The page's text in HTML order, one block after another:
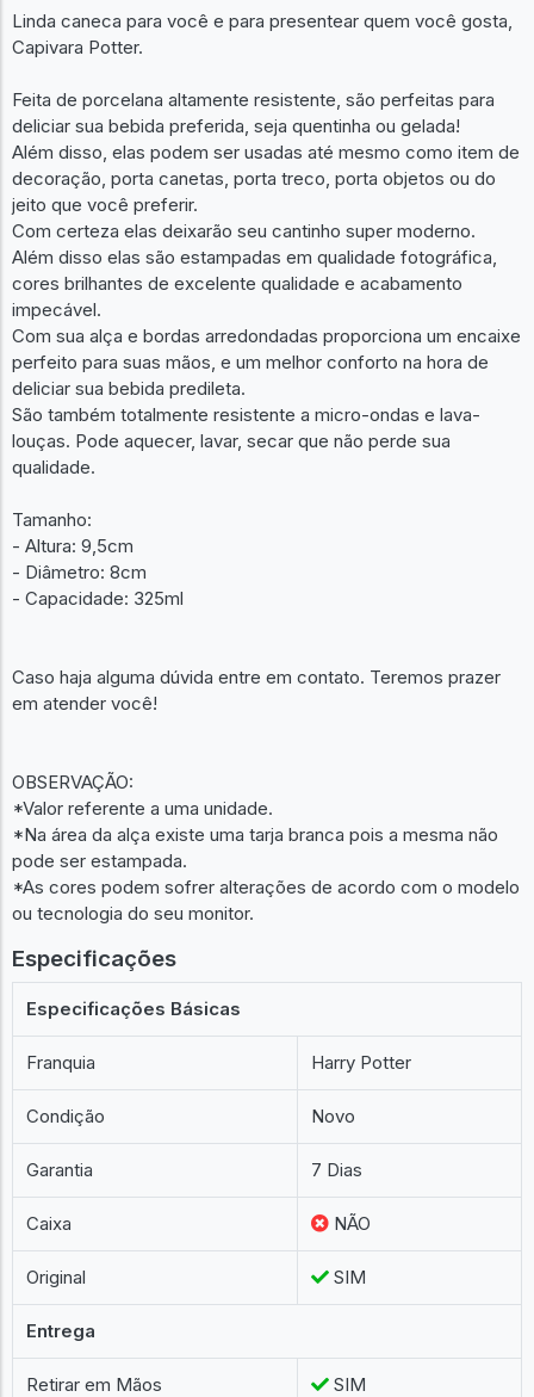
Linda caneca para você e para presentear quem você gosta,
Capivara Potter.
Feita de porcelana altamente resistente, são perfeitas para
deliciar sua bebida preferida, seja quentinha ou gelada!
Além disso, elas podem ser usadas até mesmo como item de
decoração, porta canetas, porta treco, porta objetos ou do
jeito que você preferir.
Com certeza elas deixarão seu cantinho super moderno.
Além disso elas são estampadas em qualidade fotográfica,
cores brilhantes de excelente qualidade e acabamento
impecável.
Com sua alça e bordas arredondadas proporciona um encaixe
perfeito para suas mãos, e um melhor conforto na hora de
deliciar sua bebida predileta.
São também totalmente resistente a micro-ondas e lava-
louças. Pode aquecer, lavar, secar que não perde sua
qualidade.
Tamanho:
- Altura: 9,5cm
- Diâmetro: 8cm
- Capacidade: 325ml
Caso haja alguma dúvida entre em contato. Teremos prazer
em atender você!
OBSERVAÇÃO:
*Valor referente a uma unidade.
*Na área da alça existe uma tarja branca pois a mesma não
pode ser estampada.
*As cores podem sofrer alterações de acordo com o modelo
ou tecnologia do seu monitor.
Especificações
Especificações Básicas
Franquia Harry Potter
Condição Novo
Garantia 7 Dias
Caixa NÃO
Original SIM
Entrega
Retirar em Mãos SIM